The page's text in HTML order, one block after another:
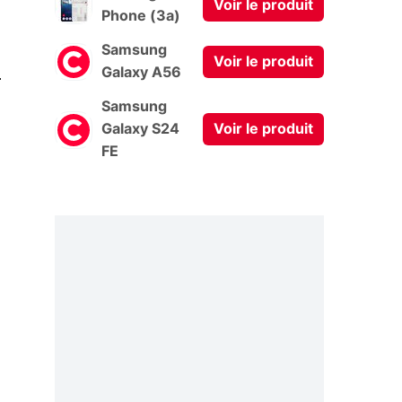
Phone (3a)
Voir le produit
Samsung
Galaxy A56
Voir le produit
Samsung
Galaxy S24
FE
Voir le produit